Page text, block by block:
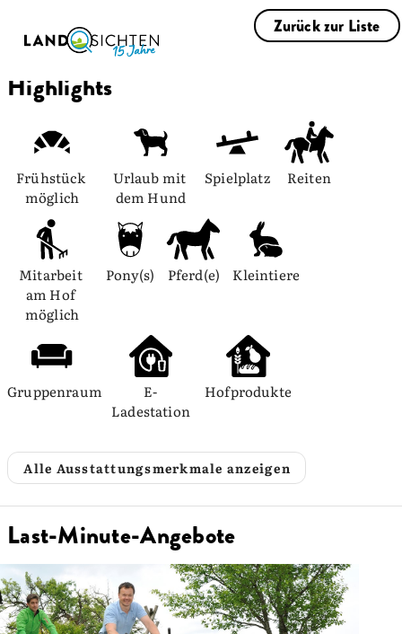
Zurück zur Liste
Highlights
Frühstück
möglich
Urlaub mit
dem Hund
Spielplatz Reiten
Mitarbeit
am Hof
möglich
Pony(s) Pferd(e) Kleintiere
Gruppenraum
E-
Ladestation
Hofprodukte
Alle Ausstattungsmerkmale anzeigen
Last-Minute-Angebote